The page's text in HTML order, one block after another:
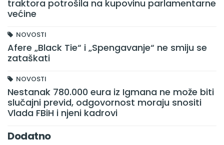
traktora potrošila na kupovinu parlamentarne
većine
NOVOSTI
Afere „Black Tie“ i „Spengavanje“ ne smiju se
zataškati
NOVOSTI
Nestanak 780.000 eura iz Igmana ne može biti
slučajni previd, odgovornost moraju snositi
Vlada FBiH i njeni kadrovi
Dodatno